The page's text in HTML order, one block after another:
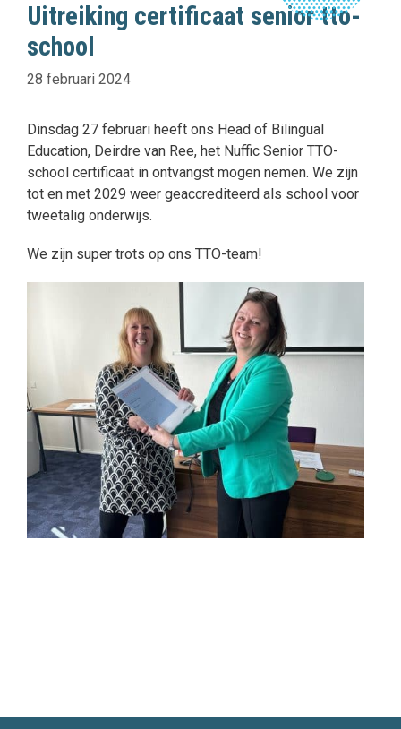
Uitreiking certificaat senior tto-
school
28 februari 2024
Dinsdag 27 februari heeft ons Head of Bilingual
Education, Deirdre van Ree, het Nuffic Senior TTO-
school certificaat in ontvangst mogen nemen. We zijn
tot en met 2029 weer geaccrediteerd als school voor
tweetalig onderwijs.
We zijn super trots op ons TTO-team!